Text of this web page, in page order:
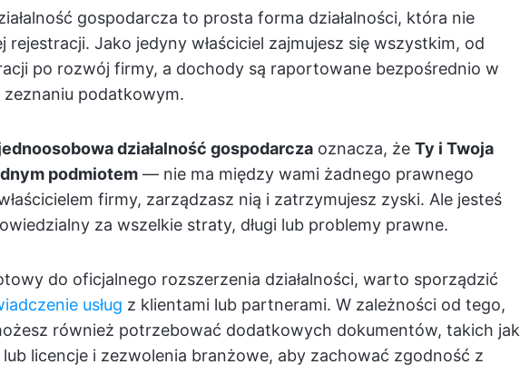
gospodarcza to prosta forma działalności, która nie
rejestracji. Jako jedyny właściciel zajmujesz się wszystkim, od
po rozwój firmy, a dochody są raportowane bezpośrednio w
podatkowym.
działalność gospodarcza oznacza, że Ty i Twoja
podmiotem — nie ma między wami żadnego prawnego
firmy, zarządzasz nią i zatrzymujesz zyski. Ale jesteś
za wszelkie straty, długi lub problemy prawne.
do oficjalnego rozszerzenia działalności, warto sporządzić
usług z klientami lub partnerami. W zależności od tego,
również potrzebować dodatkowych dokumentów, takich jak
lub licencje i zezwolenia branżowe, aby zachować zgodność z